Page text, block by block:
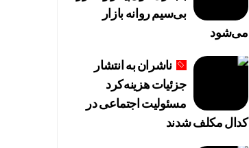
بی‌سیم روانه بازار
می‌شود
ناشران به انتشار
جزئیات هزینه‌کرد
مسئولیت اجتماعی در
کدال مکلف شدند